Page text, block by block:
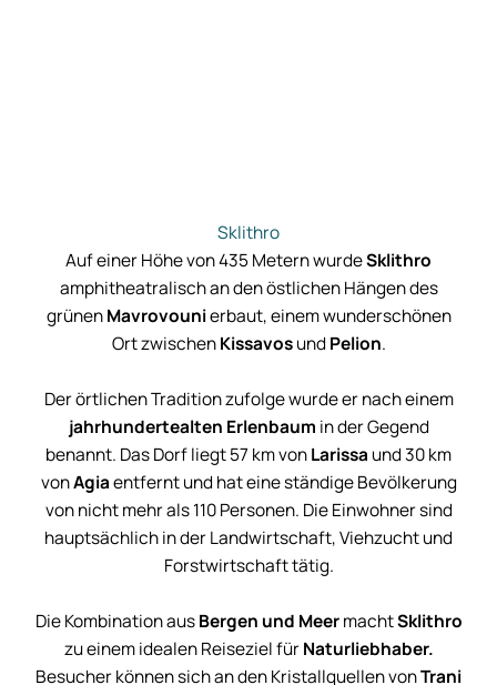
Sklithro
Auf einer Höhe von 435 Metern wurdeSklithro
amphitheatralisch an den östlichen Hängen des
grünenMavrovounierbaut, einem wunderschönen
Ort zwischenKissavosundPelion.
Der örtlichen Tradition zufolge wurde er nach einem
jahrhundertealten Erlenbaum in der Gegend
benannt. Das Dorf liegt 57 km vonLarissa und 30 km
vonAgiaentfernt und hat eine ständige Bevölkerung
von nicht mehr als 110 Personen. Die Einwohner sind
hauptsächlich in der Landwirtschaft, Viehzucht und
Forstwirtschaft tätig.
Die Kombination ausBergen und MeermachtSklithro
zu einem idealen Reiseziel fürNaturliebhaber.
Besucher können sich an den Kristallquellen vonTrani